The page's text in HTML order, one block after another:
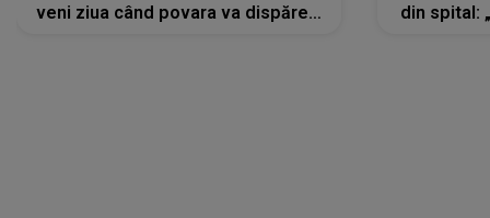
veni ziua când povara va dispărea,
din spital: